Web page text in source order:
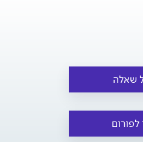
שאלה
לפורום